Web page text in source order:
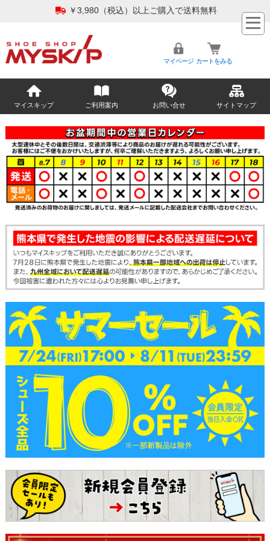
￥3,980（税込）以上ご購入で送料無料
マイページ カートをみる
マイスキップ ご利用案内 お問い合せ サイトマップ